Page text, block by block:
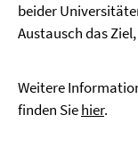
beider
Austausch das
Weitere
finden Siehier.